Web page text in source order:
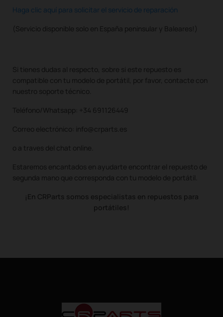
Haga clic aquí para solicitar el servicio de reparación
(Servicio disponible solo en España peninsular y Baleares!)
Si tienes dudas al respecto, sobre si este repuesto es
compatible con tu modelo de portátil, por favor, contacte con
nuestro soporte técnico.
Teléfono/Whatsapp: +34 691126449
Correo electrónico: info@crparts.es
o a traves del chat online.
Estaremos encantados en ayudarte encontrar el repuesto de
segunda mano que corresponda con tu modelo de portátil.
¡En CRParts somos especialistas en repuestos para
portátiles!